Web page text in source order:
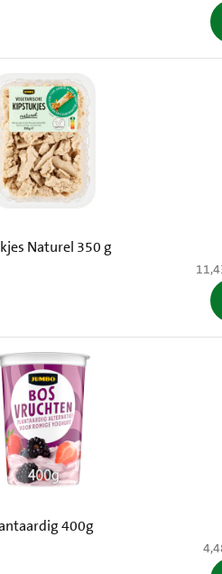
Naturel 350 g
€
400g
€